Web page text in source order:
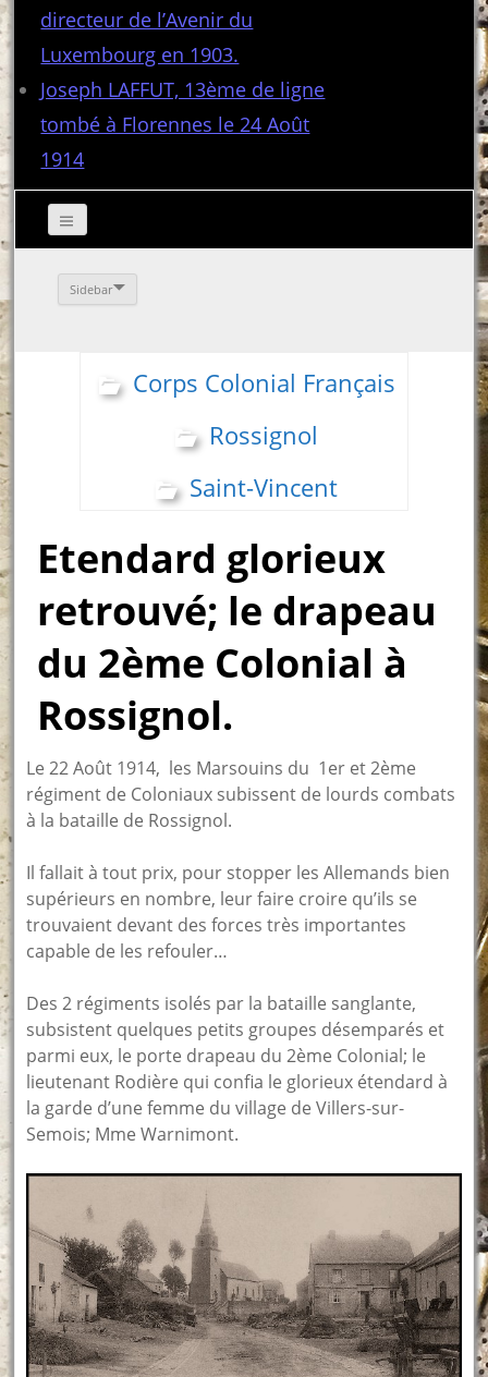
directeur de l’Avenir du
Luxembourg en 1903.
Joseph LAFFUT, 13ème de ligne
tombé à Florennes le 24 Août
1914
Sidebar
Corps Colonial Français
Rossignol
Saint-Vincent
Etendard glorieux
retrouvé; le drapeau
du 2ème Colonial à
Rossignol.
Le 22 Août 1914, les Marsouins du 1er et 2ème
régiment de Coloniaux subissent de lourds combats
à la bataille de Rossignol.
Il fallait à tout prix, pour stopper les Allemands bien
supérieurs en nombre, leur faire croire qu’ils se
trouvaient devant des forces très importantes
capable de les refouler…
Des 2 régiments isolés par la bataille sanglante,
subsistent quelques petits groupes désemparés et
parmi eux, le porte drapeau du 2ème Colonial; le
lieutenant Rodière qui confia le glorieux étendard à
la garde d’une femme du village de Villers-sur-
Semois; Mme Warnimont.